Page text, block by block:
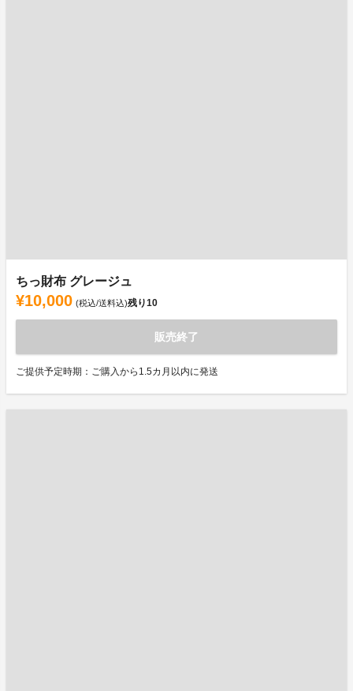
ちっ財布 グレージュ
¥10,000 (税込/送料込)残り10
販売終了
ご提供予定時期：ご購入から1.5カ月以内に発送